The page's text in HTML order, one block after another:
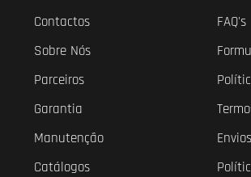
Contactos
Sobre Nós
Parceiros
Garantia
Manutenção
Catálogos
FAQ's